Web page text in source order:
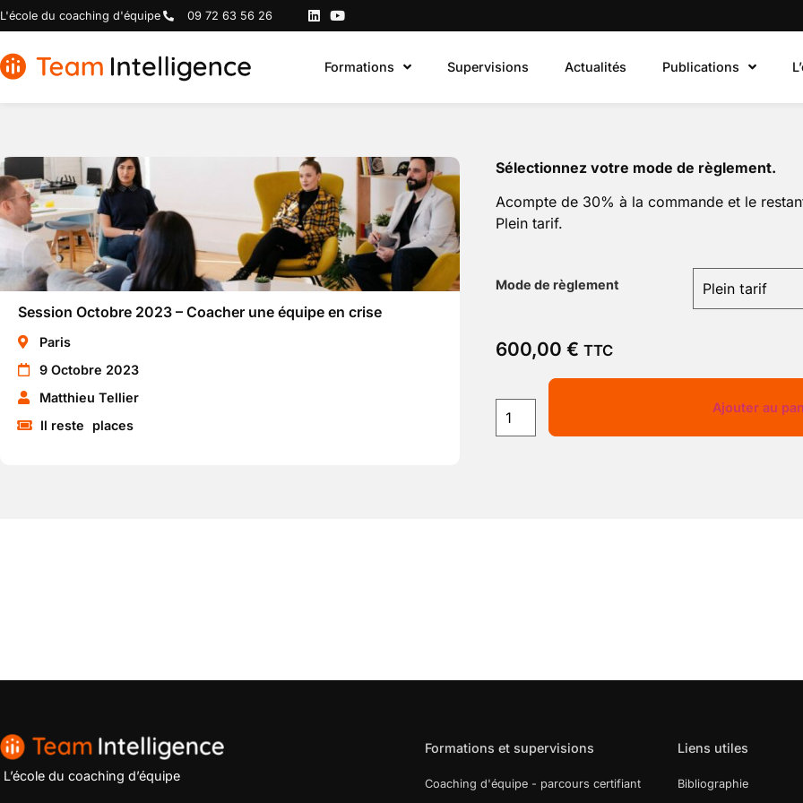
L'école du coaching d'équipe 09 72 63 56 26
Formations Supervisions Actualités Publications
Session Octobre 2023 – Coacher une équipe en crise
Paris
9 Octobre 2023
Matthieu Tellier
Il reste
places
Sélectionnez votre mode de règlement.
Acompte de 30% à la commande et le
Plein tarif.
Mode de règlement
600,00 € TTC
Ajouter au
L’école du coaching d’équipe
Formations et supervisions
Coaching d'équipe - parcours certifiant
Liens utiles
Bibliographie